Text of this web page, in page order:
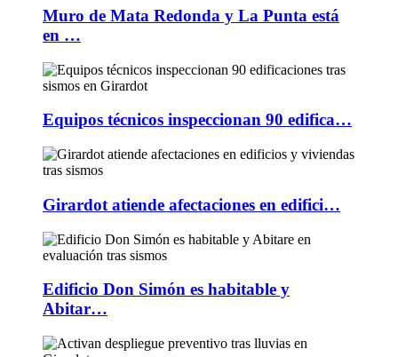
Muro de Mata Redonda y La Punta está
en …
Equipos técnicos inspeccionan 90 edifica…
Girardot atiende afectaciones en edifici…
Edificio Don Simón es habitable y
Abitar…